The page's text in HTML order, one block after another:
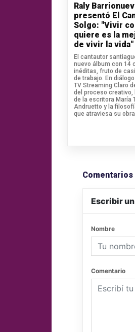
Raly
presentó El
Solgo: "Vivir
quiere es la
de vivir la vida"
El cantautor
nuevo álbum con 14
inéditas, fruto de
de trabajo. En
TV Streaming Claro
del proceso
de la escritora María
Andruetto y la
que atraviesa su
Comentarios
Escribir
Nombre
Comentario